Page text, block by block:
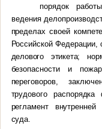
порядок
ведения
пределах своей
Российской Федерации,
делового этикета;
безопасности и
переговоров,
трудового
регламент внутренней
суда.